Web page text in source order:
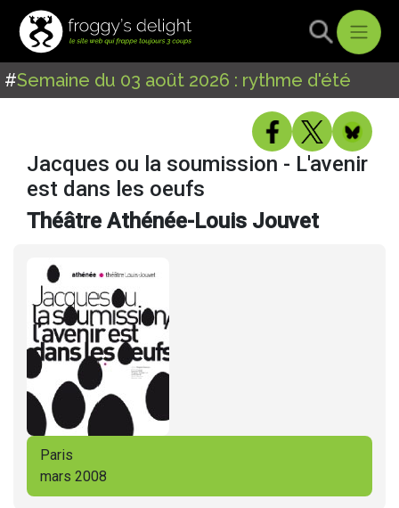
#Semaine du 03 août 2026 : rythme d'été
Jacques ou la soumission - L'avenir
est dans les oeufs
Théâtre Athénée-Louis Jouvet
Paris
mars 2008